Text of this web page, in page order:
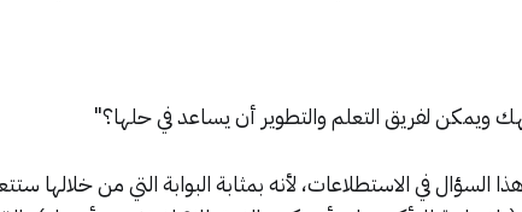
ويمكن لفريق التعلم والتطوير أن يساعد في حلها؟"
السؤال في الاستطلاعات، لأنه بمثابة البوابة التي من خلالها